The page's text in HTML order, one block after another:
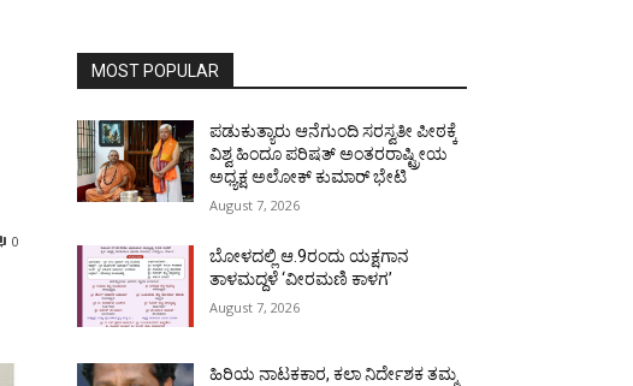
0
MOST POPULAR
ಪಡುಕುತ್ಯಾರು ಆನೆಗುಂದಿ ಸರಸ್ವತೀ ಪೀಠಕ್ಕೆ
ವಿಶ್ವ ಹಿಂದೂ ಪರಿಷತ್ ಅಂತರರಾಷ್ಟ್ರೀಯ
ಅಧ್ಯಕ್ಷ ಅಲೋಕ್ ಕುಮಾರ್ ಭೇಟಿ
August 7, 2026
ಬೋಳದಲ್ಲಿ ಆ.9ರಂದು ಯಕ್ಷಗಾನ
ತಾಳಮದ್ದಳೆ ‘ವೀರಮಣಿ ಕಾಳಗ’
August 7, 2026
ಹಿರಿಯ ನಾಟಕಕಾರ, ಕಲಾ ನಿರ್ದೇಶಕ ತಮ್ಮ